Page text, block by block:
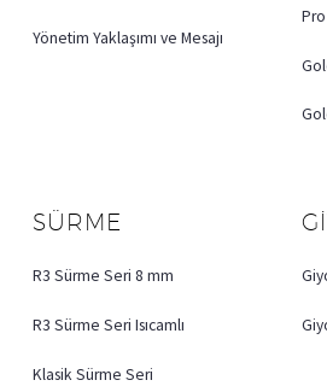
Yönetim Yaklaşımı ve Mesajı
SÜRME
R3 Sürme Seri 8 mm
R3 Sürme Seri Isıcamlı
Klasik Sürme Seri